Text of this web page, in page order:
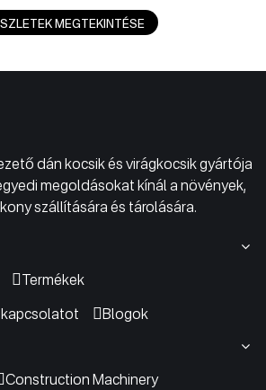
MEGTEKINTÉSE
dán kocsik és virágkocsik gyártója
megoldásokat kínál a növények,
szállítására és tárolására.
Termékek
kapcsolatot
Blogok
Construction Machinery